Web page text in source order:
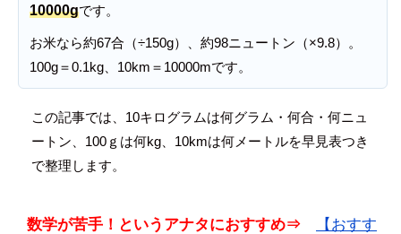
10000gです。
お米なら約67合（÷150g）、約98ニュートン（×9.8）。
100g＝0.1kg、10km＝10000mです。
この記事では、 10キログラムは何グラム・何合・何ニュ
ートン、100ｇは何kg、10kmは何メートルを早見表つき
で整理します。
数学が苦手！というアナタにおすすめ⇒
【おすす